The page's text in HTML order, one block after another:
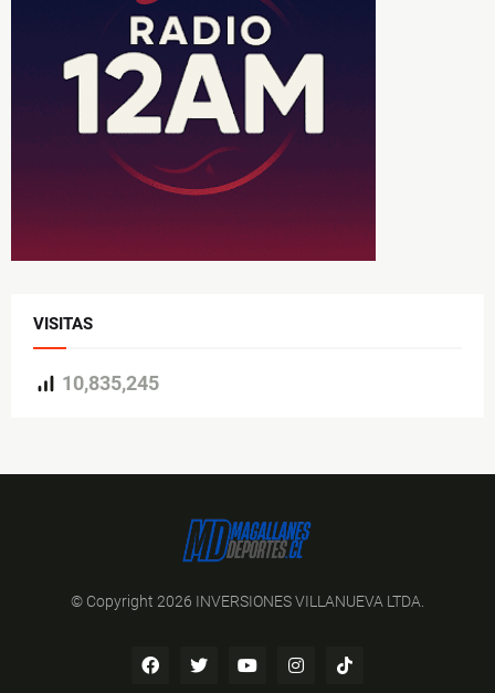
VISITAS
10,835,245
© Copyright 2026 INVERSIONES VILLANUEVA LTDA.